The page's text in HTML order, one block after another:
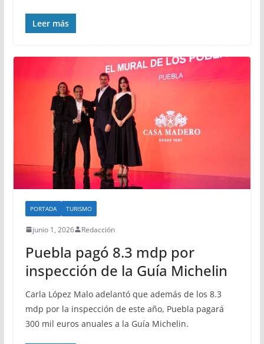
Leer más
PORTADA TURISMO
junio 1, 2026 Redacción
Puebla pagó 8.3 mdp por
inspección de la Guía Michelin
Carla López Malo adelantó que además de los 8.3
mdp por la inspección de este año, Puebla pagará
300 mil euros anuales a la Guía Michelin.